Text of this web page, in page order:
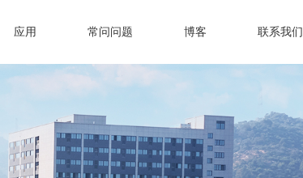
应用 常问问题 博客 联系我们